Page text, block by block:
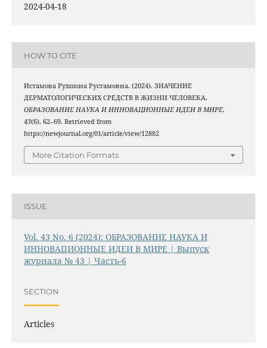
2024-04-18
HOW TO CITE
Истамова Рухшона Рустамовна. (2024). ЗНАЧЕНИЕ
ДЕРМАТОЛОГИЧЕСКИХ СРЕДСТВ В ЖИЗНИ ЧЕЛОВЕКА.
ОБРАЗОВАНИЕ НАУКА И ИННОВАЦИОННЫЕ ИДЕИ В МИРЕ,
43(6), 62–69. Retrieved from
https://newjournal.org/01/article/view/12882
More Citation Formats
ISSUE
Vol. 43 No. 6 (2024): ОБРАЗОВАНИЕ НАУКА И
ИННОВАЦИОННЫЕ ИДЕИ В МИРЕ | Выпуск
журнала № 43 | Часть-6
SECTION
Articles